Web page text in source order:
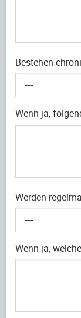
Bestehen
---
Wenn ja,
Werden
---
Wenn ja,